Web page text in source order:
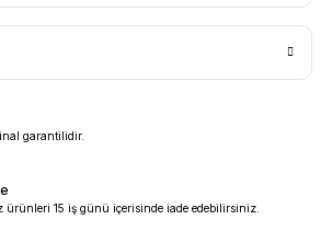
garantilidir.
ürünleri 15 iş günü içerisinde iade edebilirsiniz.